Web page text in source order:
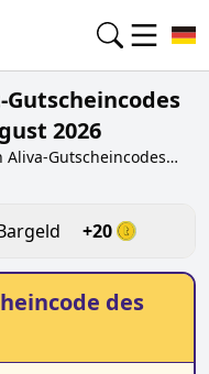
2026
Aliva-Gutscheincodes
Sie den Code testen.
wenn Sie
Aliva-
und anderen Käufern
+20
des